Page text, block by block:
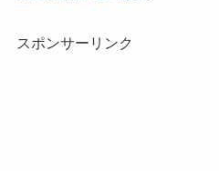
スポンサーリンク